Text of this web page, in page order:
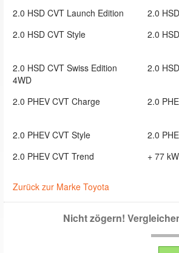
2.0 HSD CVT Launch Edition
2.0
2.0 HSD CVT Style
2.0
2.0 HSD CVT Swiss Edition
4WD
2.0
2.0 PHEV CVT Charge 2.0
2.0 PHEV CVT Style
2.0
2.0 PHEV CVT Trend
+ 77
Zurück zur Marke Toyota
Nicht zögern!